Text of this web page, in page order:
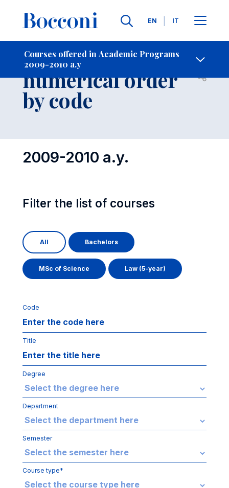
Languages
EN IT
Courses offered in Academic Programs
2009-2010 a.y
- Contact Us
Courses in
numerical order
by code
Open
2009-2010 a.y.
Filter the list of courses
All Bachelors
MSc of Science Law (5-year)
Code
Title
Degree
Department
Semester
Course type*